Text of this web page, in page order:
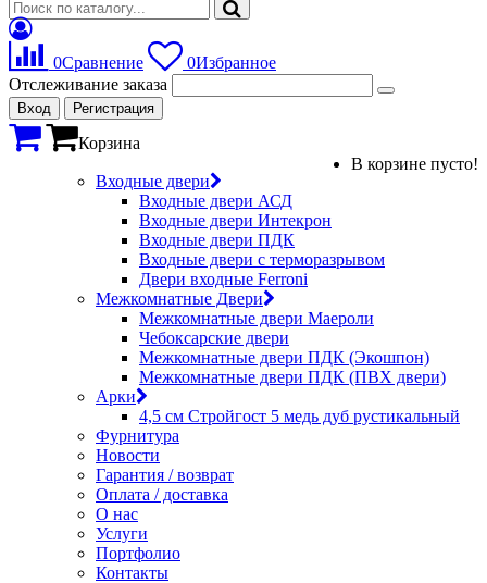
0Сравнение 0Избранное
Отслеживание заказа
Вход Регистрация
Корзина
В корзине пусто!
Входные двери
Входные двери АСД
Входные двери Интекрон
Входные двери ПДК
Входные двери с терморазрывом
Двери входные Ferroni
Межкомнатные Двери
Межкомнатные двери Маероли
Чебоксарские двери
Межкомнатные двери ПДК (Экошпон)
Межкомнатные двери ПДК (ПВХ двери)
Арки
4,5 см Стройгост 5 медь дуб рустикальный
Фурнитура
Новости
Гарантия / возврат
Оплата / доставка
О нас
Услуги
Портфолио
Контакты